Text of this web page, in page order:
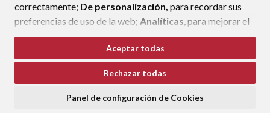
correctamente; De personalización, para recordar sus
preferencias de uso de la web; Analíticas, para mejorar el
funcionamiento de la web y sus servicios.
Si acepta pulsando el botón“Aceptar todas”
consideramos que acepta su uso. Si pulsa el botón
ninguna acción, se guardarán las cookies técnicas
Aceptar todas
Rechazar todas
Panel de configuración de Cookies